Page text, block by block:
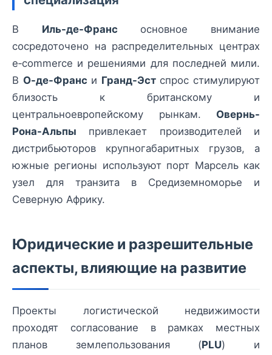
В Иль-де-Франс основное внимание
сосредоточено на распределительных центрах
e‑commerce и решениями для последней мили.
В О-де-Франс и Гранд-Эстспрос стимулируют
близость к британскому и
центральноевропейскому рынкам. Овернь-
Рона-Альпы привлекает производителей и
дистрибьюторов крупногабаритных грузов, а
южные регионы используют порт Марсель как
узел для транзита в Средиземноморье и
Северную Африку.
Юридические и разрешительные
аспекты, влияющие на развитие
Проекты логистической недвижимости
проходят согласование в рамках местных
планов землепользования (PLU) и